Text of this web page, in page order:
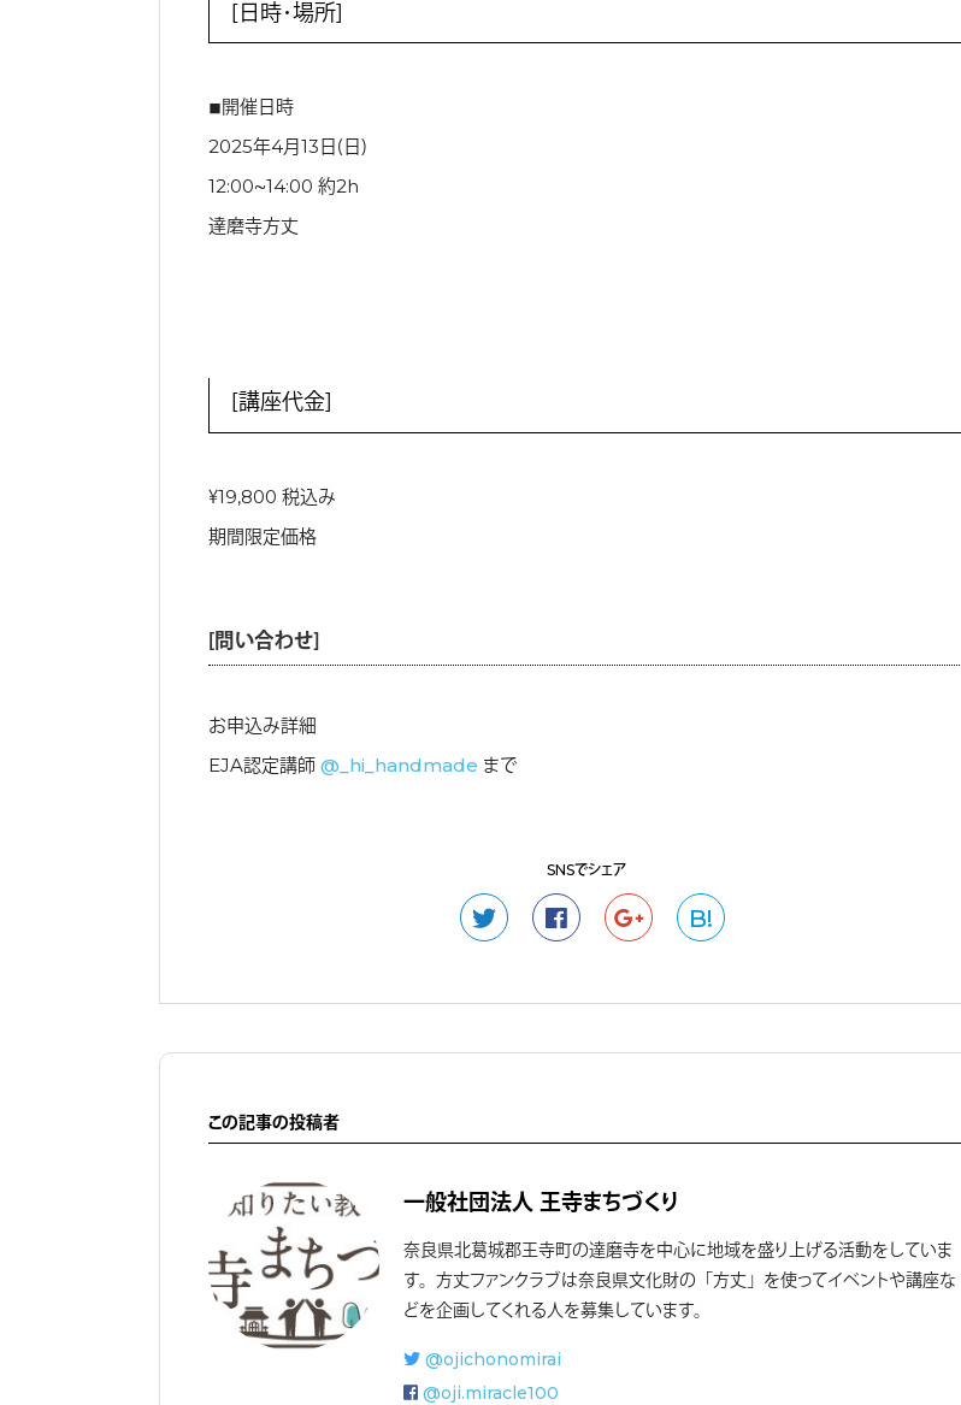
［日時・場所］
◾︎開催日時
2025年4月13日（日）
12:00〜14:00 約2h
達磨寺方丈
［講座代金］
￥19,800 税込み
期間限定価格
［問い合わせ］
お申込み詳細
EJA認定講師 @_hi_handmade まで
SNSでシェア
B!
この記事の投稿者
一般社団法人 王寺まちづくり
奈良県北葛城郡王寺町の達磨寺を中心に地域を盛り上げる活動をしていま
す。方丈ファンクラブは奈良県文化財の「方丈」を使ってイベントや講座な
どを企画してくれる人を募集しています。
@ojichonomirai
@oji.miracle100